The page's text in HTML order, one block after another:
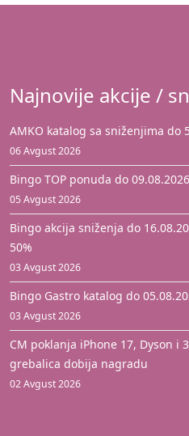
Najnovije akcije /
AMKO katalog sa sniženjima do
06 Avgust 2026
Bingo TOP ponuda do
05 Avgust 2026
Bingo akcija sniženja do
50%
03 Avgust 2026
Bingo Gastro katalog do
03 Avgust 2026
CM poklanja iPhone 17, Dyson i
grebalica dobija nagradu
02 Avgust 2026